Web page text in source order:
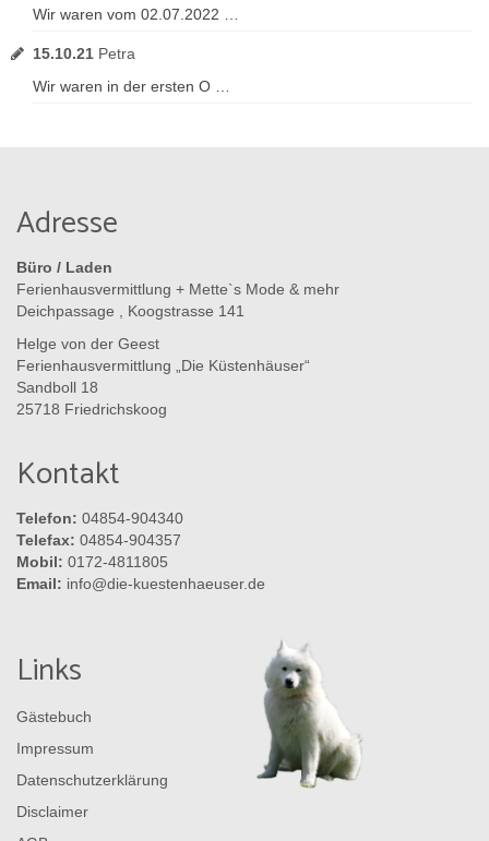
Wir waren vom 02.07.2022 …
15.10.21 Petra
Wir waren in der ersten O …
Adresse
Büro / Laden
Ferienhausvermittlung + Mette`s Mode & mehr
Deichpassage , Koogstrasse 141
Helge von der Geest
Ferienhausvermittlung „Die Küstenhäuser“
Sandboll 18
25718 Friedrichskoog
Kontakt
Telefon: 04854-904340
Telefax: 04854-904357
Mobil: 0172-4811805
Email: info@die-kuestenhaeuser.de
Links
Gästebuch
Impressum
Datenschutzerklärung
Disclaimer